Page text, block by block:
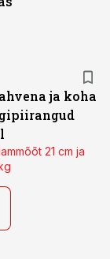
ja koha
21 cm ja